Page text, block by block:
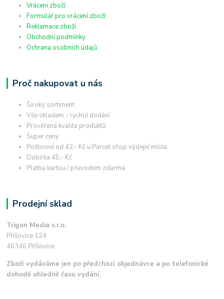
Vrácení zboží
Formulář pro vrácení zboží
Reklamace zboží
Obchodní podmínky
Ochrana osobních údajů
Proč nakupovat u nás
Široký sortiment
Vše skladem - rychlé dodání
Prověřená kvalita produktů
Super ceny
Poštovné od 42,- Kč u Parcel shop výdejní místa
Dobírka 45,- Kč
Platba kartou / převodem zdarma
Prodejní sklad
Trigon Media s.r.o.
Příšovice 124
46346 Příšovice
Zboží vydáváme jen po předchozí objednávce a po telefonické
dohodě ohledně času vydání.